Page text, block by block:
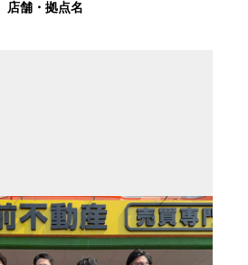
店舗・拠点名